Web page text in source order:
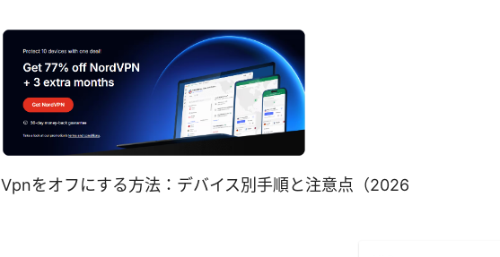
Vpnをオフにする方法：デバイス別手順と注意点（2026